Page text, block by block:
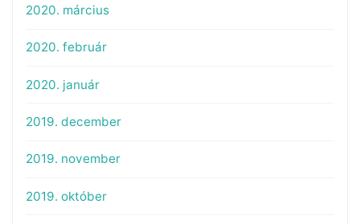
2020. március
2020. február
2020. január
2019. december
2019. november
2019. október